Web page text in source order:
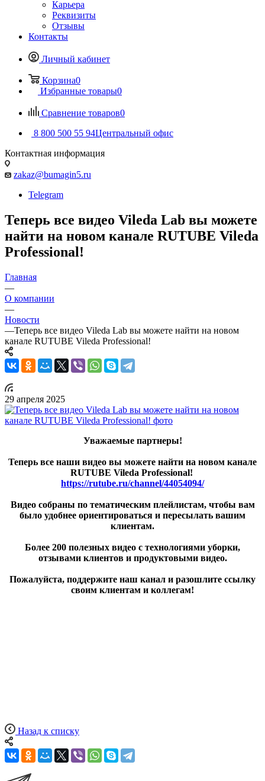
Карьера
Реквизиты
Отзывы
Контакты
Личный кабинет
Корзина0
Избранные товары0
Сравнение товаров0
8 800 500 55 94Центральный офис
Контактная информация
zakaz@bumagin5.ru
Telegram
Теперь все видео Vileda Lab вы можете
найти на новом канале RUTUBE Vileda
Professional!
Главная
—
О компании
—
Новости
—Теперь все видео Vileda Lab вы можете найти на новом
канале RUTUBE Vileda Professional!
29 апреля 2025
Уважаемые партнеры!
Теперь все наши видео вы можете найти на новом канале
RUTUBE Vileda Professional!
https://rutube.ru/channel/44054094/
Видео собраны по тематическим плейлистам, чтобы вам
было удобнее ориентироваться и пересылать вашим
клиентам.
Более 200 полезных видео с технологиями уборки,
отзывами клиентов и продуктовыми видео.
Пожалуйста, поддержите наш канал и разошлите ссылку
своим клиентам и коллегам!
Назад к списку